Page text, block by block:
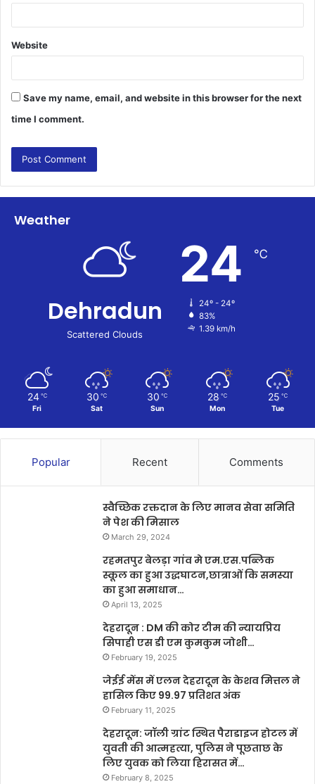
Website
Save my name, email, and website in this browser for the next
time I comment.
Weather
Dehradun
Scattered Clouds
24 ℃
24º - 24º
83%
1.39 km/h
24 ℃
Fri
30 ℃
Sat
30 ℃
Sun
28 ℃
Mon
25 ℃
Tue
Popular Recent Comments
स्वैच्छिक रक्तदान के लिए मानव सेवा समिति
ने पेश की मिसाल
March 29, 2024
रहमतपुर बेलड़ा गांव मे एम.एस.पब्लिक
स्कूल का हुआ उद्धघाटन,छात्राओं कि समस्या
का हुआ समाधान…
April 13, 2025
देहरादून : DM की कोर टीम की न्यायप्रिय
सिपाही एस डी एम कुमकुम जोशी…
February 19, 2025
जेईई मेंस में एलन देहरादून के केशव मित्तल ने
हासिल किए 99.97 प्रतिशत अंक
February 11, 2025
देहरादून: जॉली ग्रांट स्थित पैराडाइज होटल में
युवती की आत्महत्या, पुलिस ने पूछताछ के
लिए युवक को लिया हिरासत में…
February 8, 2025